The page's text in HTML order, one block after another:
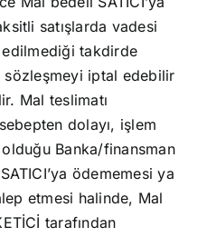
satışlarda vadesi
takdirde
sözleşmeyi iptal edebilir
Mal teslimatı
dolayı, işlem
olduğu Banka/finansman
ödememesi ya
etmesi halinde, Mal
tarafından